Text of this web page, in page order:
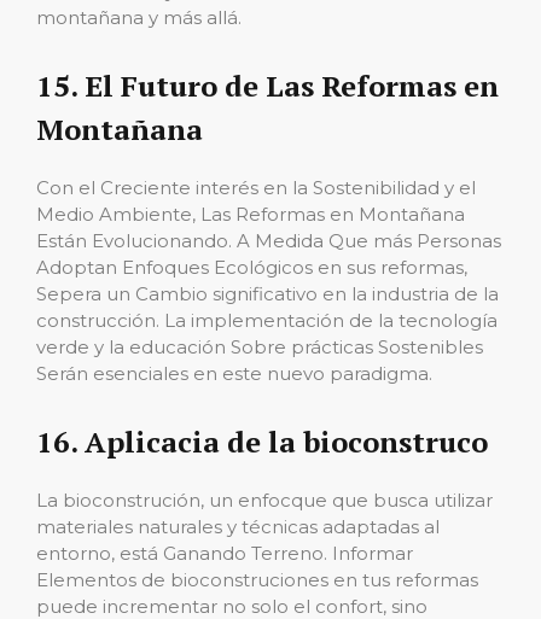
montañana y más allá.
15. El Futuro de Las Reformas en
Montañana
Con el Creciente interés en la Sostenibilidad y el
Medio Ambiente, Las Reformas en Montañana
Están Evolucionando. A Medida Que más Personas
Adoptan Enfoques Ecológicos en sus reformas,
Sepera un Cambio significativo en la industria de la
construcción. La implementación de la tecnología
verde y la educación Sobre prácticas Sostenibles
Serán esenciales en este nuevo paradigma.
16. Aplicacia de la bioconstruco
La bioconstrución, un enfocque que busca utilizar
materiales naturales y técnicas adaptadas al
entorno, está Ganando Terreno. Informar
Elementos de bioconstruciones en tus reformas
puede incrementar no solo el confort, sino